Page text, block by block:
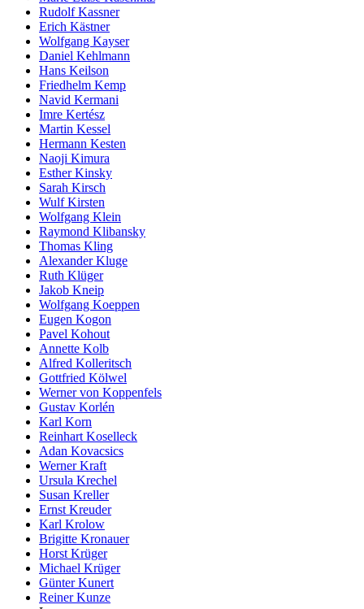
Rudolf Kassner
Erich Kästner
Wolfgang Kayser
Daniel Kehlmann
Hans Keilson
Friedhelm Kemp
Navid Kermani
Imre Kertész
Martin Kessel
Hermann Kesten
Naoji Kimura
Esther Kinsky
Sarah Kirsch
Wulf Kirsten
Wolfgang Klein
Raymond Klibansky
Thomas Kling
Alexander Kluge
Ruth Klüger
Jakob Kneip
Wolfgang Koeppen
Eugen Kogon
Pavel Kohout
Annette Kolb
Alfred Kolleritsch
Gottfried Kölwel
Werner von Koppenfels
Gustav Korlén
Karl Korn
Reinhart Koselleck
Adan Kovacsics
Werner Kraft
Ursula Krechel
Susan Kreller
Ernst Kreuder
Karl Krolow
Brigitte Kronauer
Horst Krüger
Michael Krüger
Günter Kunert
Reiner Kunze